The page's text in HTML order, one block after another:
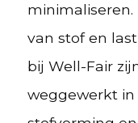
minimaliseren.
van stof en
bij Well-Fair
weggewerkt